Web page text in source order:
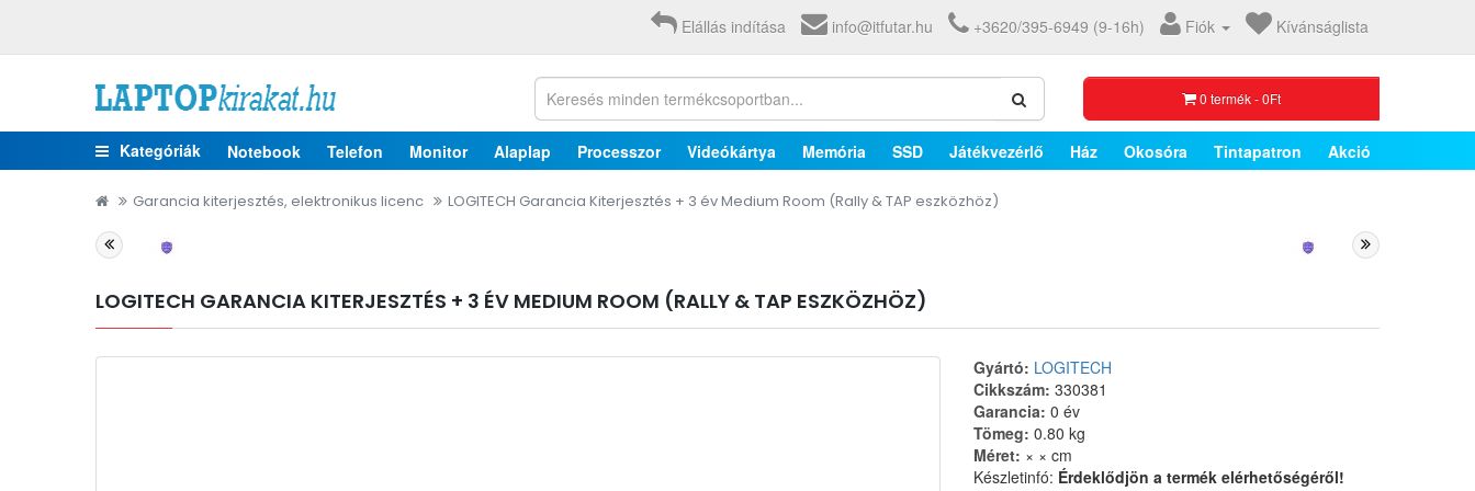
Elállás indítása info@itfutar.hu +3620/395-6949 (9-16h) Fiók Kívánságlista
0 termék - 0Ft
Kategóriák Notebook Telefon Monitor Alaplap Processzor Videókártya Memória SSD Játékvezérlő Ház Okosóra Tintapatron Akció
Garancia kiterjesztés, elektronikus licenc LOGITECH Garancia Kiterjesztés + 3 év Medium Room (Rally & TAP eszközhöz)
LOGITECH GARANCIA KITERJESZTÉS + 3 ÉV MEDIUM ROOM (RALLY & TAP ESZKÖZHÖZ)
Gyártó: LOGITECH
Cikkszám: 330381
Garancia: 0 év
Tömeg: 0.80 kg
Méret: × × cm
Készletinfó: Érdeklődjön a termék elérhetőségéről!